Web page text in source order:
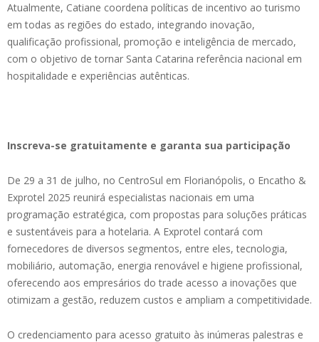
Atualmente, Catiane coordena políticas de incentivo ao turismo
em todas as regiões do estado, integrando inovação,
qualificação profissional, promoção e inteligência de mercado,
com o objetivo de tornar Santa Catarina referência nacional em
hospitalidade e experiências autênticas.
Inscreva-se gratuitamente e garanta sua participação
De 29 a 31 de julho, no CentroSul em Florianópolis, o Encatho &
Exprotel 2025 reunirá especialistas nacionais em uma
programação estratégica, com propostas para soluções práticas
e sustentáveis para a hotelaria. A Exprotel contará com
fornecedores de diversos segmentos, entre eles, tecnologia,
mobiliário, automação, energia renovável e higiene profissional,
oferecendo aos empresários do trade acesso a inovações que
otimizam a gestão, reduzem custos e ampliam a competitividade.
O credenciamento para acesso gratuito às inúmeras palestras e